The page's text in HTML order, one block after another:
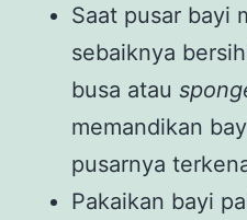
Saat pusar bayi
sebaiknya
busa atau
memandikan
pusarnya
Pakaikan bayi